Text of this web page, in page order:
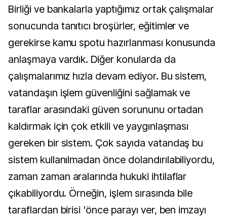
Birliği ve bankalarla yaptığımız ortak çalışmalar
sonucunda tanıtıcı broşürler, eğitimler ve
gerekirse kamu spotu hazırlanması konusunda
anlaşmaya vardık. Diğer konularda da
çalışmalarımız hızla devam ediyor. Bu sistem,
vatandaşın işlem güvenliğini sağlamak ve
taraflar arasındaki güven sorununu ortadan
kaldırmak için çok etkili ve yaygınlaşması
gereken bir sistem. Çok sayıda vatandaş bu
sistem kullanılmadan önce dolandırılabiliyordu,
zaman zaman aralarında hukuki ihtilaflar
çıkabiliyordu. Örneğin, işlem sırasında bile
taraflardan birisi 'önce parayı ver, ben imzayı